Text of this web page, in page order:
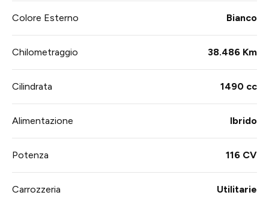
Colore Esterno Bianco
Chilometraggio 38.486 Km
Cilindrata 1490 cc
Alimentazione Ibrido
Potenza 116 CV
Carrozzeria Utilitarie